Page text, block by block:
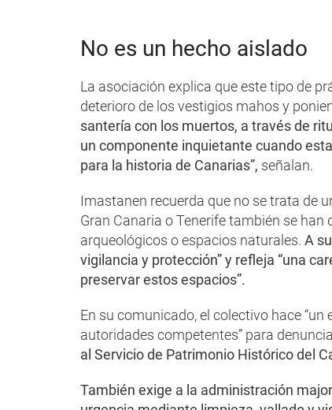
No es un hecho aislado
La asociación explica que este tipo de
deterioro de los vestigios mahos y
santería con los muertos, a través de
un componente inquietante cuando
para la historia de Canarias”, señalan.
Imastanen recuerda que no se trata de
Gran Canaria o Tenerife también se
arqueológicos o espacios naturales. A
vigilancia y protección” y refleja “una
preservar estos espacios”.
En su comunicado, el colectivo hace
autoridades competentes” para
al Servicio de Patrimonio Histórico del
También exige a la administración